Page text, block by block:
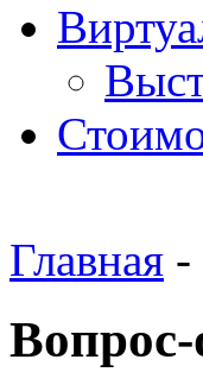
Главная -
Вопрос-